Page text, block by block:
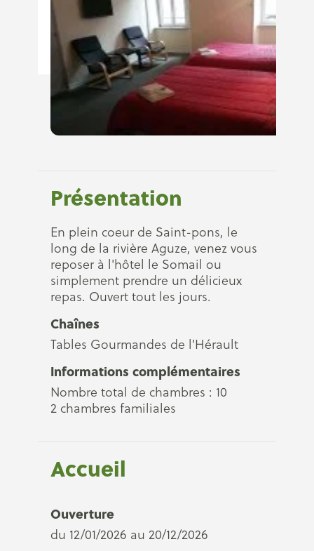
Présentation
En plein coeur de Saint-pons, le
long de la rivière Aguze, venez vous
reposer à l'hôtel le Somail ou
simplement prendre un délicieux
repas. Ouvert tout les jours.
Chaînes
Tables Gourmandes de l'Hérault
Informations complémentaires
Nombre total de chambres : 10
2 chambres familiales
Accueil
Ouverture
du 12/01/2026 au 20/12/2026